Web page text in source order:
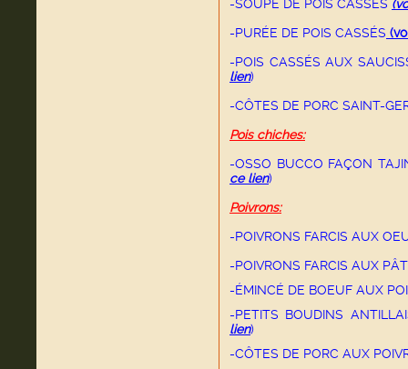
-SOUPE DE POIS CASSÉS
-PURÉE DE POIS CASSÉS (
-POIS CASSÉS AUX
lien)
-CÔTES DE PORC SAINT-
Pois chiches:
-OSSO BUCCO FAÇON
ce lien)
Poivrons:
-POIVRONS FARCIS AUX
-POIVRONS FARCIS AUX
-ÉMINCÉ DE BOEUF AUX
-PETITS BOUDINS
lien)
-CÔTES DE PORC AUX